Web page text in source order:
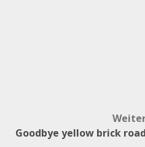
Goodbye yellow brick